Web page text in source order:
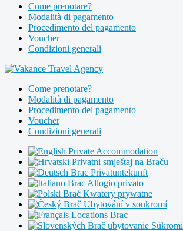
Come prenotare?
Modalità di pagamento
Procedimento del pagamento
Voucher
Condizioni generali
Come prenotare?
Modalità di pagamento
Procedimento del pagamento
Voucher
Condizioni generali
Private Accommodation
Privatni smještaj na Braču
Brac Privatuntekunft
Brac Allogio privato
Brać Kwatery prywatne
Brač Ubytování v soukromí
Locations Brac
Brač ubytovanie Súkromi